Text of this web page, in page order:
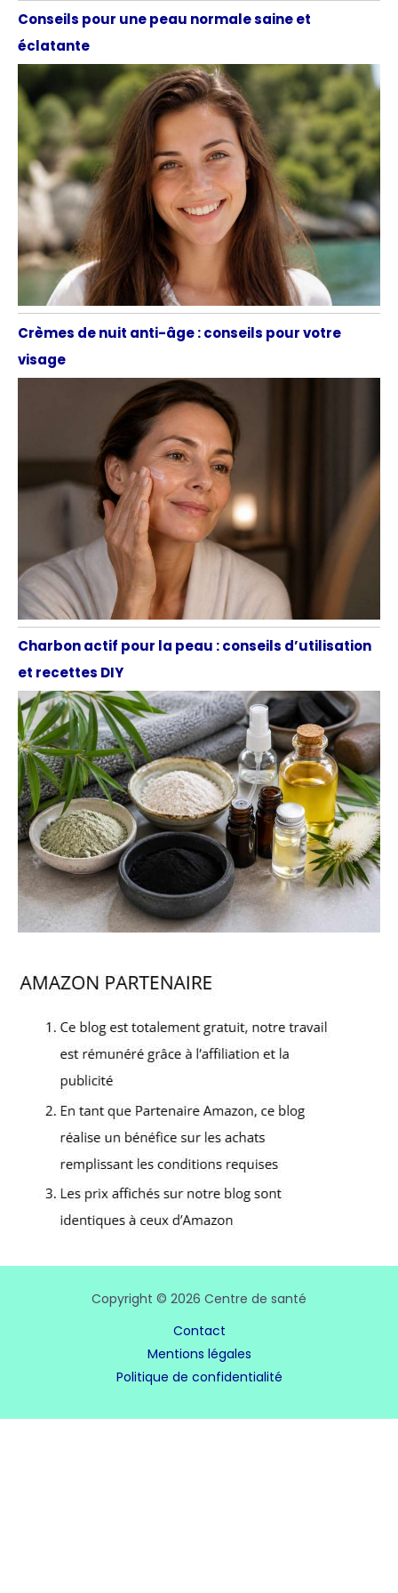
Conseils pour une peau normale saine et
éclatante
Crèmes de nuit anti-âge : conseils pour votre
visage
Charbon actif pour la peau : conseils d’utilisation
et recettes DIY
Copyright © 2026 Centre de santé
Contact
Mentions légales
Politique de confidentialité